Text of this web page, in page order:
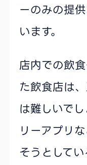
ーのみの提
います。
店内での飲
た飲食店は
は難しいで
リーアプリ
そうとして